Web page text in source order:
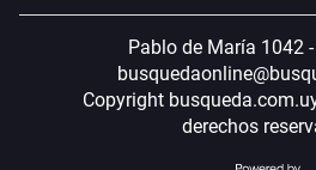
Pablo de María 1042
Copyright
derechos